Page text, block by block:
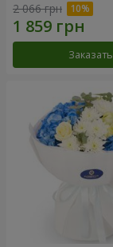
2 066 грн
Заказать